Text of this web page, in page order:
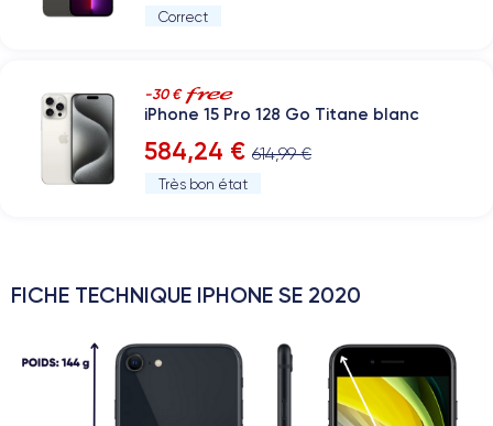
Correct
-30 €
iPhone 15 Pro 128 Go Titane blanc
584,24 € 614,99 €
Très bon état
FICHE TECHNIQUE IPHONE SE 2020